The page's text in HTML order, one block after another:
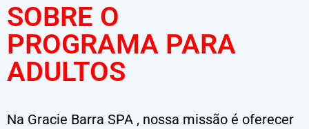
SOBRE O
PROGRAMA PARA
ADULTOS
Na Gracie Barra SPA , nossa missão é oferecer